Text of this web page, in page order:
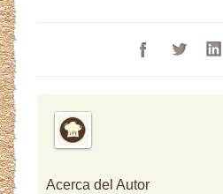
Acerca del Autor